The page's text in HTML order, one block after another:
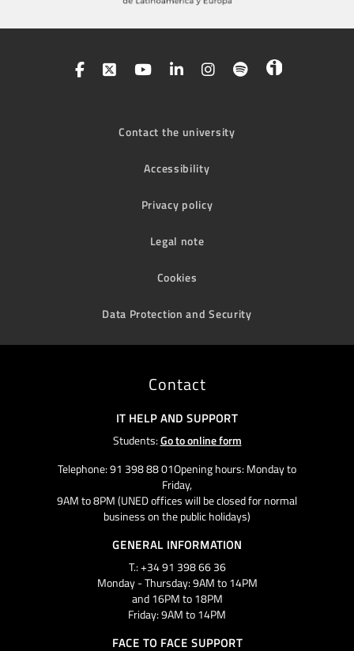
Contact the university
Accessibility
Privacy policy
Legal note
Cookies
Data Protection and Security
Contact
IT HELP AND SUPPORT
Students:Go to online form
Telephone: 91 398 88 01Opening hours: Monday to
Friday,
9AM to 8PM (UNED offices will be closed for normal
business on the public holidays)
GENERAL INFORMATION
T.: +34 91 398 66 36
Monday - Thursday: 9AM to 14PM
and 16PM to 18PM
Friday: 9AM to 14PM
FACE TO FACE SUPPORT